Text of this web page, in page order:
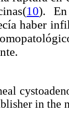
10).
haber
in the